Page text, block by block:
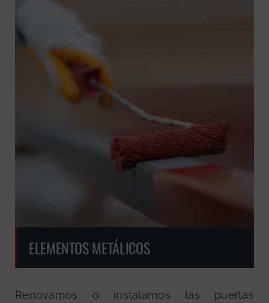
ELEMENTOS METÁLICOS
Renovamos o instalamos las puertas